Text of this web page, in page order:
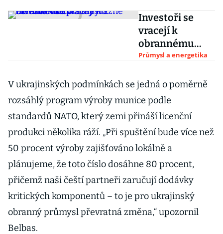
Investoři se
vracejí k
obrannému
průmyslu.
si výrazně
zlevnila dluh
Průmysl a energetika
V ukrajinských podmínkách se jedná o poměrně
rozsáhlý program výroby munice podle
standardů NATO, který zemi přináší licenční
produkci několika ráží. „Při spuštění bude více než
50 procent výroby zajišťováno lokálně a
plánujeme, že toto číslo dosáhne 80 procent,
přičemž naši čeští partneři zaručují dodávky
kritických komponentů – to je pro ukrajinský
obranný průmysl převratná změna,“ upozornil
Belbas.